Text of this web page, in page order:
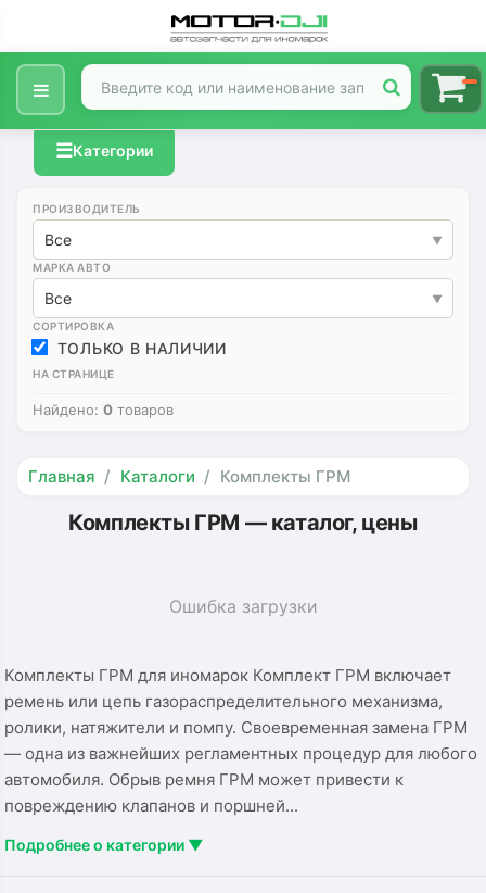
☰Категории
ПРОИЗВОДИТЕЛЬ
Все
МАРКА АВТО
Все
СОРТИРОВКА
ТОЛЬКО В НАЛИЧИИ
НА СТРАНИЦЕ
Найдено: 0 товаров
Главная Каталоги Комплекты ГРМ
Комплекты ГРМ — каталог, цены
Ошибка загрузки
Комплекты ГРМ для иномарок Комплект ГРМ включает
ремень или цепь газораспределительного механизма,
ролики, натяжители и помпу. Своевременная замена ГРМ
— одна из важнейших регламентных процедур для любого
автомобиля. Обрыв ремня ГРМ может привести к
повреждению клапанов и поршней...
Подробнее о категории ▼